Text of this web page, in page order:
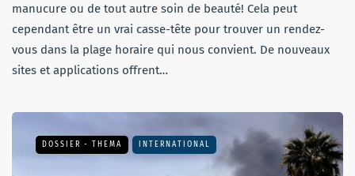
manucure ou de tout autre soin de beauté! Cela peut
cependant être un vrai casse-tête pour trouver un rendez-
vous dans la plage horaire qui nous convient. De nouveaux
sites et applications offrent…
DOSSIER - THEMA INTERNATIONAL